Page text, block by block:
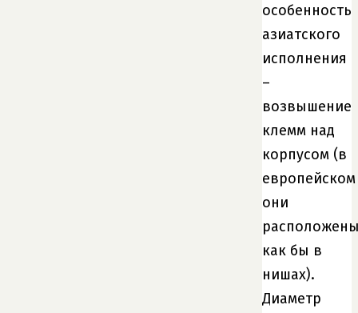
особенность
азиатского
исполнения
–
возвышение
клемм над
корпусом (в
европейском
они
как бы в
нишах).
Диаметр